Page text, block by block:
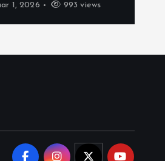
1, 2026
993 views